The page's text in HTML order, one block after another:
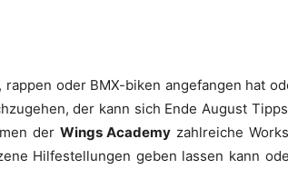
oder BMX-biken angefangen hat
der kann sich Ende August
der Wings Academy zahlreiche
Hilfestellungen geben lassen kann